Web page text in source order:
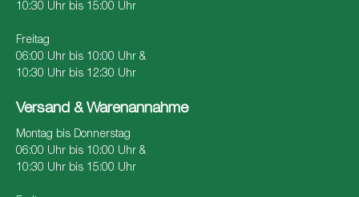
10:30 Uhr bis 15:00 Uhr
Freitag
06:00 Uhr bis 10:00 Uhr &
10:30 Uhr bis 12:30 Uhr
Versand & Warenannahme
Montag bis Donnerstag
06:00 Uhr bis 10:00 Uhr &
10:30 Uhr bis 15:00 Uhr